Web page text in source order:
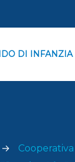
DI INFANZIA
→